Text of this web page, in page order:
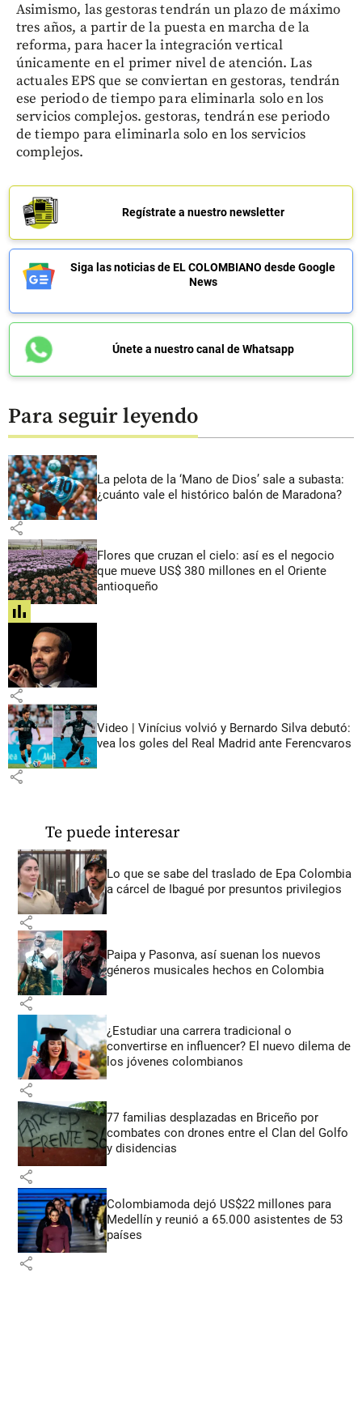
Asimismo, las gestoras tendrán un plazo de máximo
tres años, a partir de la puesta en marcha de la
reforma, para hacer la integración vertical
únicamente en el primer nivel de atención. Las
actuales EPS que se conviertan en gestoras, tendrán
ese periodo de tiempo para eliminarla solo en los
servicios complejos. gestoras, tendrán ese periodo
de tiempo para eliminarla solo en los servicios
complejos.
Regístrate a nuestro newsletter
Siga las noticias de EL COLOMBIANO desde Google
News
Únete a nuestro canal de Whatsapp
Para seguir leyendo
La pelota de la ‘Mano de Dios’ sale a subasta:
¿cuánto vale el histórico balón de Maradona?
share
Flores que cruzan el cielo: así es el negocio
que mueve US$ 380 millones en el Oriente
antioqueño
share
share
Video | Vinícius volvió y Bernardo Silva debutó:
vea los goles del Real Madrid ante Ferencvaros
share
Te puede interesar
Lo que se sabe del traslado de Epa Colombia
a cárcel de Ibagué por presuntos privilegios
share
Paipa y Pasonva, así suenan los nuevos
géneros musicales hechos en Colombia
share
¿Estudiar una carrera tradicional o
convertirse en influencer? El nuevo dilema de
los jóvenes colombianos
share
77 familias desplazadas en Briceño por
combates con drones entre el Clan del Golfo
y disidencias
share
Colombiamoda dejó US$22 millones para
Medellín y reunió a 65.000 asistentes de 53
países
share